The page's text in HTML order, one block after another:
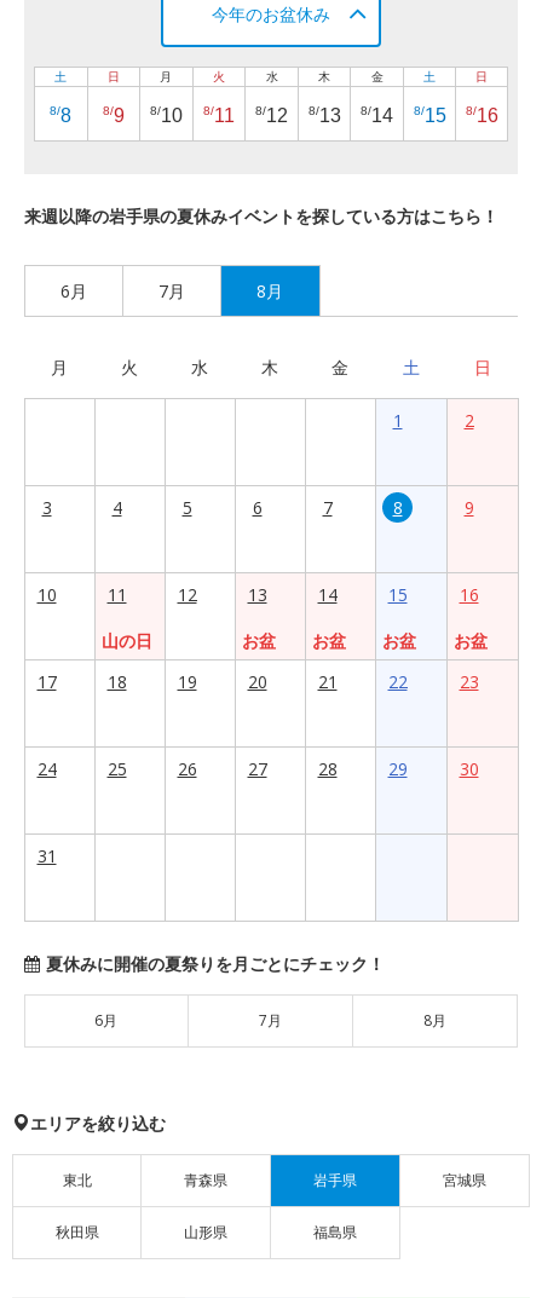
今年のお盆休み
土
8/8
日
8/9
月
8/10
火
8/11
水
8/12
木
8/13
金
8/14
土
8/15
日
8/16
来週以降の岩手県の夏休みイベントを探している方はこちら！
6月 7月 8月
月 火 水 木 金 土 日
1 2
3 4 5 6 7 8 9
10
11
山の日
12
13
お盆
14
お盆
15
お盆
16
お盆
17
18 19 20 21 22 23
24 25 26 27 28 29 30
31
夏休みに開催の夏祭りを月ごとにチェック！
6月 7月 8月
エリアを絞り込む
東北 青森県 岩手県 宮城県
秋田県 山形県 福島県